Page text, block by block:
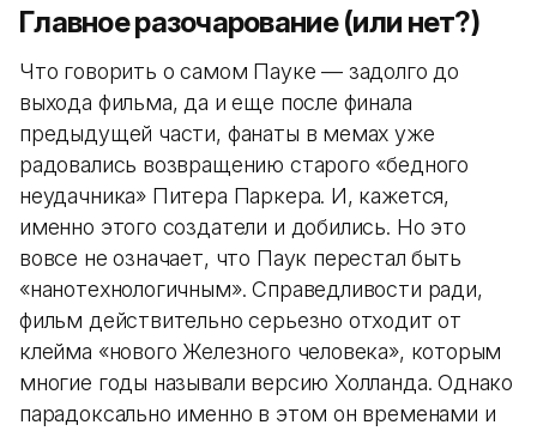
Главное разочарование (или нет?)
Что говорить о самом Пауке — задолго до
выхода фильма, да и еще после финала
предыдущей части, фанаты в мемах уже
радовались возвращению старого «бедного
неудачника» Питера Паркера. И, кажется,
именно этого создатели и добились. Но это
вовсе не означает, что Паук перестал быть
«нанотехнологичным». Справедливости ради,
фильм действительно серьезно отходит от
клейма «нового Железного человека», которым
многие годы называли версию Холланда. Однако
парадоксально именно в этом он временами и